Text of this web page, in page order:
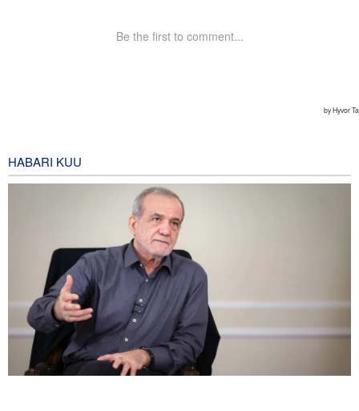
HABARI KUU